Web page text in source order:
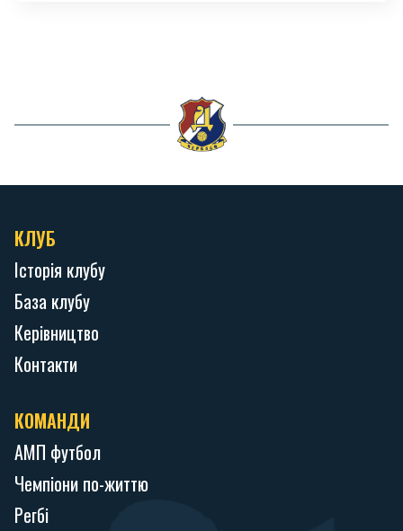
КЛУБ
Історія клубу
База клубу
Керівництво
Контакти
КОМАНДИ
АМП футбол
Чемпіони по-життю
Регбі